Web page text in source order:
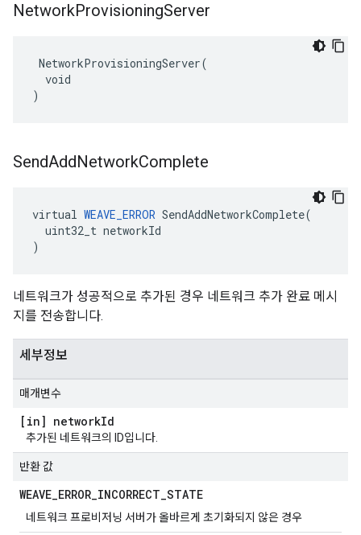
NetworkProvisioningServer
NetworkProvisioningServer(
  void
)
SendAddNetworkComplete
virtual WEAVE_ERROR SendAddNetworkComplete(
  uint32_t networkId
)
네트워크가 성공적으로 추가된 경우 네트워크 추가 완료 메시
지를 전송합니다.
세부정보
매개변수
[in] networkId
추가된 네트워크의 ID입니다.
반환 값
WEAVE_ERROR_INCORRECT_STATE
네트워크 프로비저닝 서버가 올바르게 초기화되지 않은 경우